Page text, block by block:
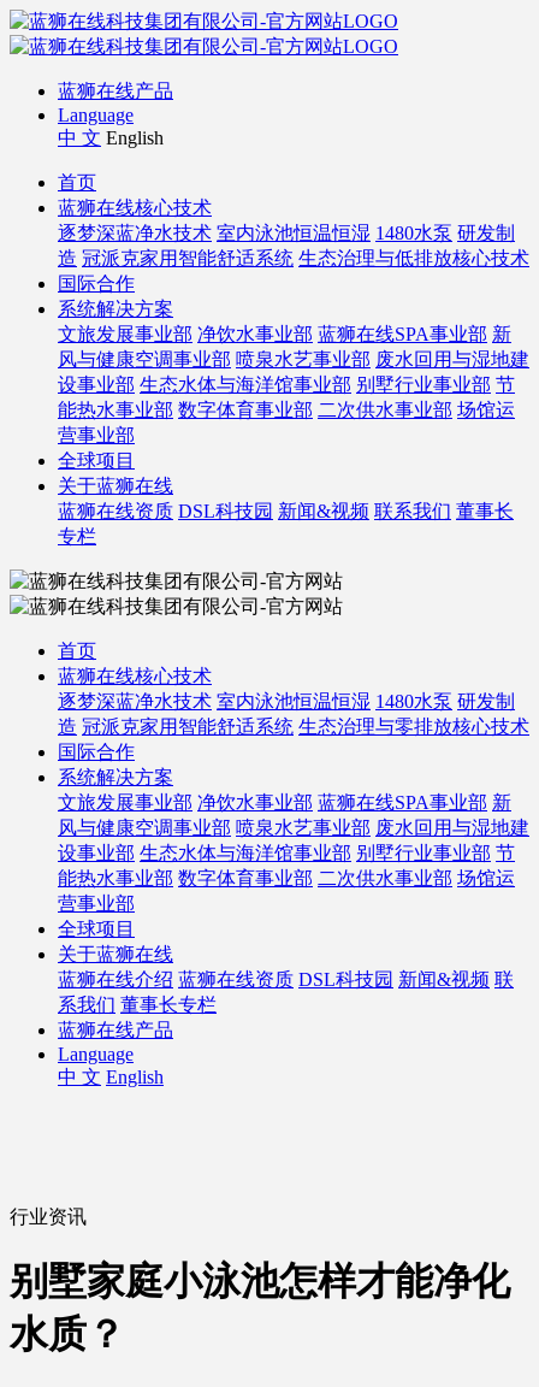
蓝狮在线产品
Language
中 文 English
首页
蓝狮在线核心技术
逐梦深蓝净水技术 室内泳池恒温恒湿 1480水泵 研发制
造 冠派克家用智能舒适系统 生态治理与低排放核心技术
国际合作
系统解决方案
文旅发展事业部 净饮水事业部 蓝狮在线SPA事业部 新
风与健康空调事业部 喷泉水艺事业部 废水回用与湿地建
设事业部 生态水体与海洋馆事业部 别墅行业事业部 节
能热水事业部 数字体育事业部 二次供水事业部 场馆运
营事业部
全球项目
关于蓝狮在线
蓝狮在线资质 DSL科技园 新闻&视频 联系我们 董事长
专栏
首页
蓝狮在线核心技术
逐梦深蓝净水技术 室内泳池恒温恒湿 1480水泵 研发制
造 冠派克家用智能舒适系统 生态治理与零排放核心技术
国际合作
系统解决方案
文旅发展事业部 净饮水事业部 蓝狮在线SPA事业部 新
风与健康空调事业部 喷泉水艺事业部 废水回用与湿地建
设事业部 生态水体与海洋馆事业部 别墅行业事业部 节
能热水事业部 数字体育事业部 二次供水事业部 场馆运
营事业部
全球项目
关于蓝狮在线
蓝狮在线介绍 蓝狮在线资质 DSL科技园 新闻&视频 联
系我们 董事长专栏
蓝狮在线产品
Language
中 文 English
行业资讯
别墅家庭小泳池怎样才能净化
水质？